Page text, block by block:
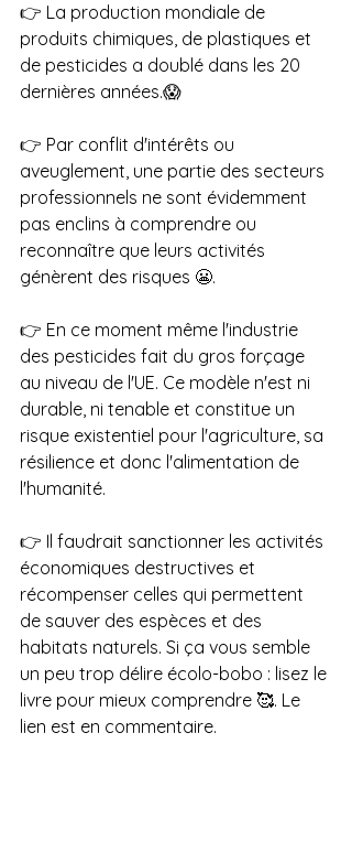
👉 La production mondiale de
produits chimiques, de plastiques et
de pesticides a doublé dans les 20
dernières années.😱
👉 Par conflit d'intérêts ou
aveuglement, une partie des secteurs
professionnels ne sont évidemment
pas enclins à comprendre ou
reconnaître que leurs activités
génèrent des risques 😬.
👉 En ce moment même l'industrie
des pesticides fait du gros forçage
au niveau de l'UE. Ce modèle n'est ni
durable, ni tenable et constitue un
risque existentiel pour l'agriculture, sa
résilience et donc l'alimentation de
l'humanité.
👉 Il faudrait sanctionner les activités
économiques destructives et
récompenser celles qui permettent
de sauver des espèces et des
habitats naturels. Si ça vous semble
un peu trop délire écolo-bobo : lisez le
livre pour mieux comprendre 🥰. Le
lien est en commentaire.